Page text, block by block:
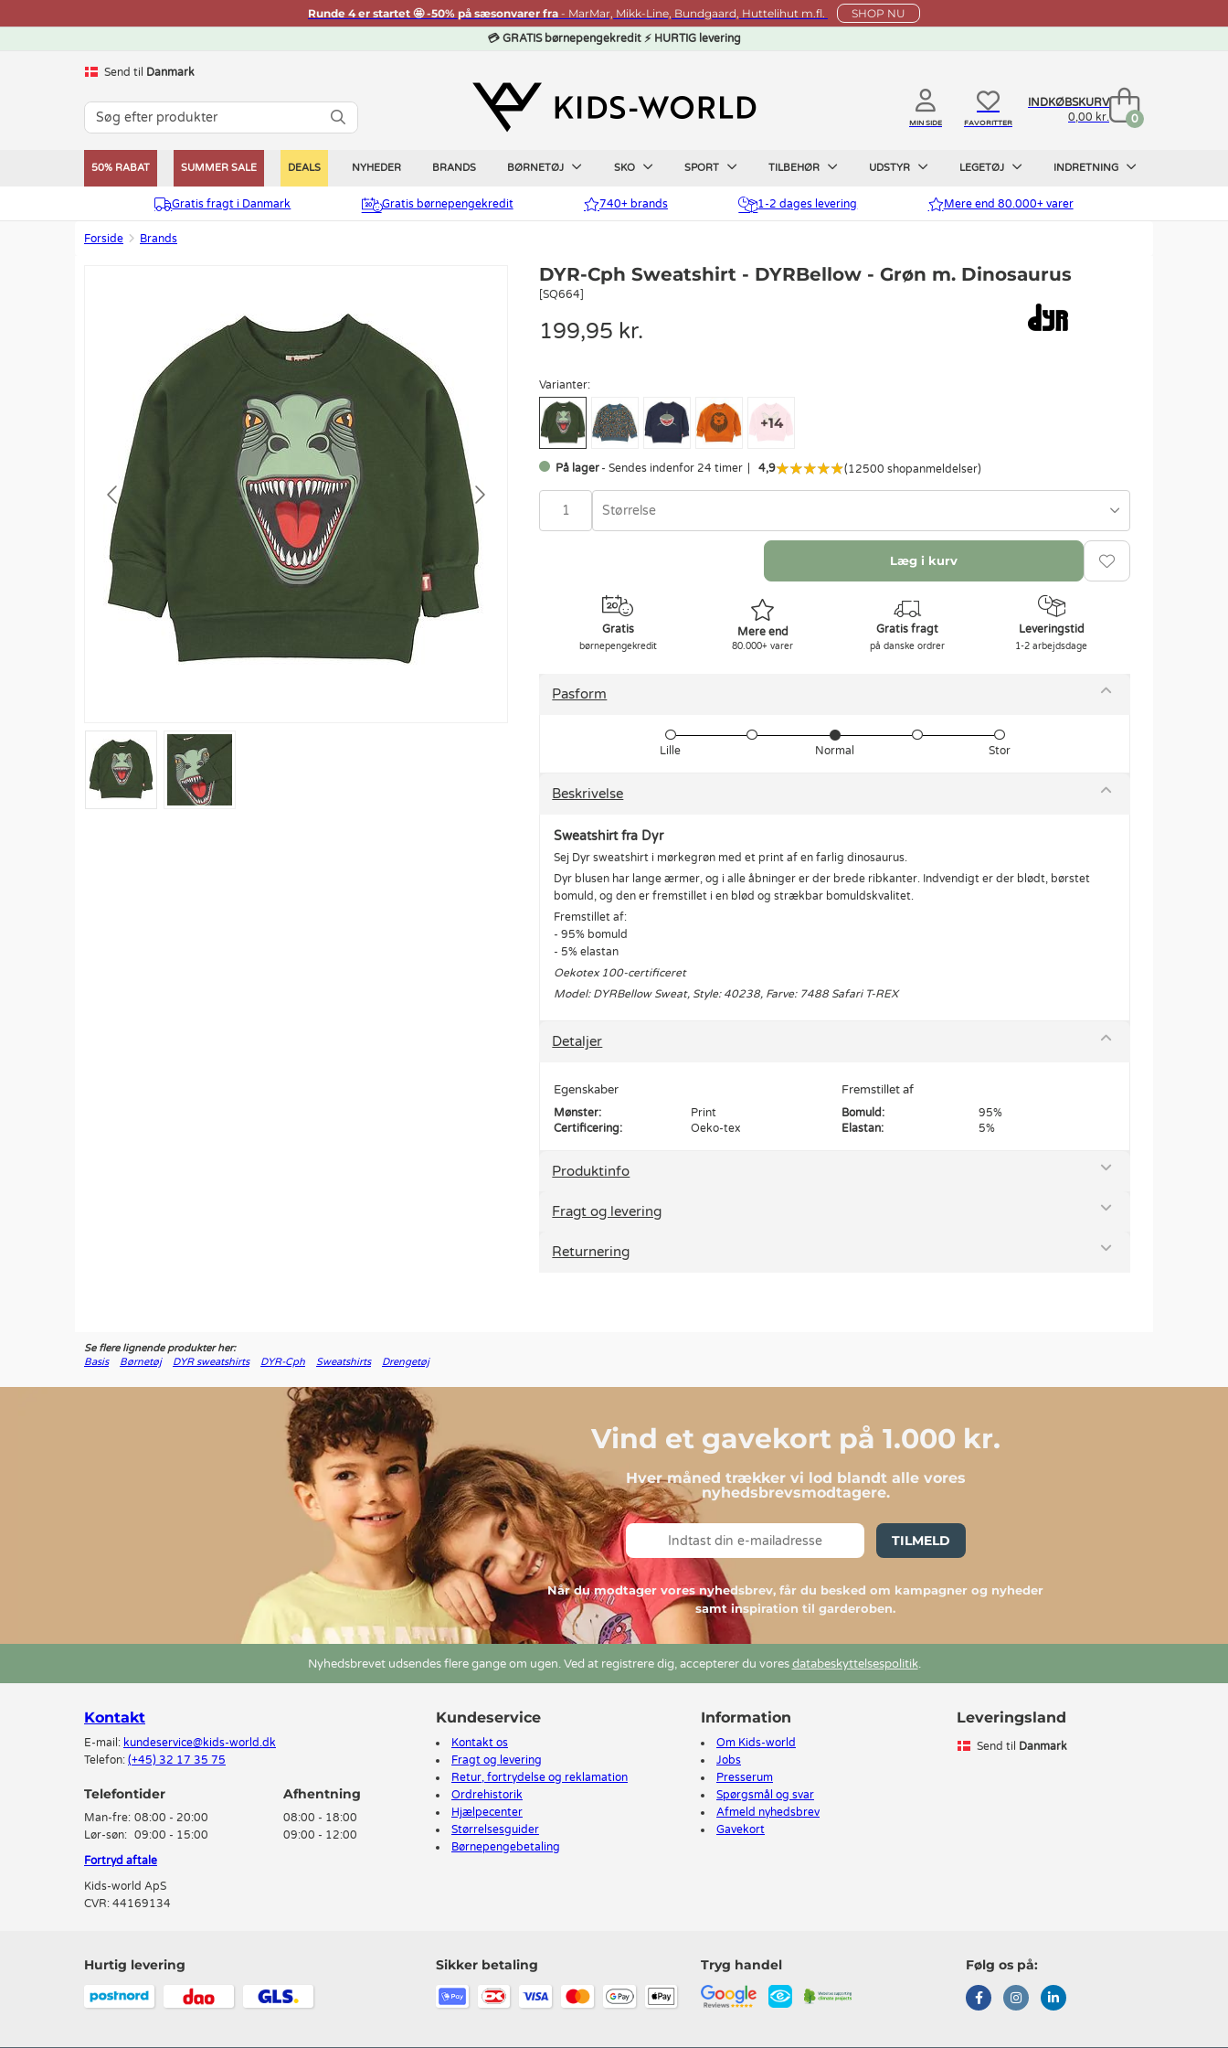
Runde 4 er startet 🤩 -50% på sæsonvarer fra - MarMar, Mikk-Line, Bundgaard, Huttelihut m.fl. SHOP NU
💳 GRATIS børnepengekredit ⚡ HURTIG levering
Send til Danmark
MIN SIDE FAVORITTER
INDKØBSKURV
0,00 kr.
0
50% RABAT SUMMER SALE DEALS NYHEDER BRANDS BØRNETØJ SKO SPORT TILBEHØR UDSTYR LEGETØJ INDRETNING
Gratis fragt i Danmark Gratis børnepengekredit 740+ brands 1-2 dages levering Mere end 80.000+ varer
Forside Brands
DYR-Cph Sweatshirt - DYRBellow - Grøn m. Dinosaurus
[SQ664]
199,95 kr.
Varianter:
På lager - Sendes indenfor 24 timer 4,9 (12500 shopanmeldelser)
Størrelse
Læg i kurv
Gratis
børnepengekredit
Mere end
80.000+ varer
Gratis fragt
på danske ordrer
Leveringstid
1-2 arbejdsdage
Pasform
Lille Normal Stor
Beskrivelse
Sweatshirt fra Dyr
Sej Dyr sweatshirt i mørkegrøn med et print af en farlig dinosaurus.
Dyr blusen har lange ærmer, og i alle åbninger er der brede ribkanter. Indvendigt er der blødt, børstet
bomuld, og den er fremstillet i en blød og strækbar bomuldskvalitet.
Fremstillet af:
- 95% bomuld
- 5% elastan
Oekotex 100-certificeret
Model: DYRBellow Sweat, Style: 40238, Farve: 7488 Safari T-REX
Detaljer
Egenskaber
Mønster:
Print
Certificering:
Oeko-tex
Fremstillet af
Bomuld:
95%
Elastan:
5%
Produktinfo
Fragt og levering
Returnering
Se flere lignende produkter her:
Basis
Børnetøj DYR sweatshirts DYR-Cph Sweatshirts Drengetøj
Vind et gavekort på 1.000 kr.
Hver måned trækker vi lod blandt alle vores
nyhedsbrevsmodtagere.
TILMELD
Når du modtager vores nyhedsbrev, får du besked om kampagner og nyheder
samt inspiration til garderoben.
Nyhedsbrevet udsendes flere gange om ugen. Ved at registrere dig, accepterer du voresdatabeskyttelsespolitik.
Kontakt
E-mail: kundeservice@kids-world.dk
Telefon: (+45) 32 17 35 75
Telefontider
Man-fre: 08:00 - 20:00
Lør-søn: 09:00 - 15:00
08:00 - 18:00
09:00 - 12:00
Fortryd aftale
Kids-world ApS
CVR: 44169134
Kundeservice
Kontakt os
Fragt og levering
Retur, fortrydelse og reklamation
Ordrehistorik
Hjælpecenter
Størrelsesguider
Børnepengebetaling
Information
Om Kids-world
Jobs
Presserum
Spørgsmål og svar
Afmeld nyhedsbrev
Gavekort
Leveringsland
Send til Danmark
Sikker betaling
Hurtig levering Tryg handel Følg os på: